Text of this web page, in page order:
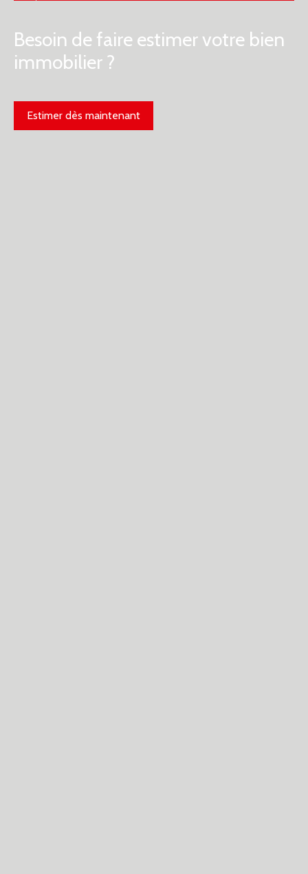
Besoin de faire estimer votre bien
immobilier ?
Estimer dès maintenant